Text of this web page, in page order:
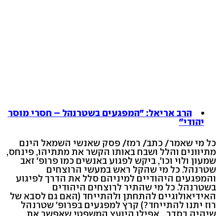
הרב אריאל: "המפגעים בשטרנהל – חסרי מוסר
יהודי"
כל מי שאמר/ כתב/ רמז/ פסק שאנשי השמאל הינם
מתיוונים והלל ושבח באותו הקשר את מתתיהו, פינחס,
שמעון ולוי וכו', ביקש לפגוע באנשים כמו פרופ' זאב
שטרנהל. כל מי שהקל ראש במעשי הרוצחים
והמפגעים היהודיים למיניהם סלל את הדרך לפיגוע
בשטרנהל. כל מי שהתיר לרוצחים היהודים
האידיאולוגיים להתחתן ולהתייחד (האם גם לסבא של
רוז יתנו להתייחד?) קרץ למפגעים בפרופ' שטרנהל